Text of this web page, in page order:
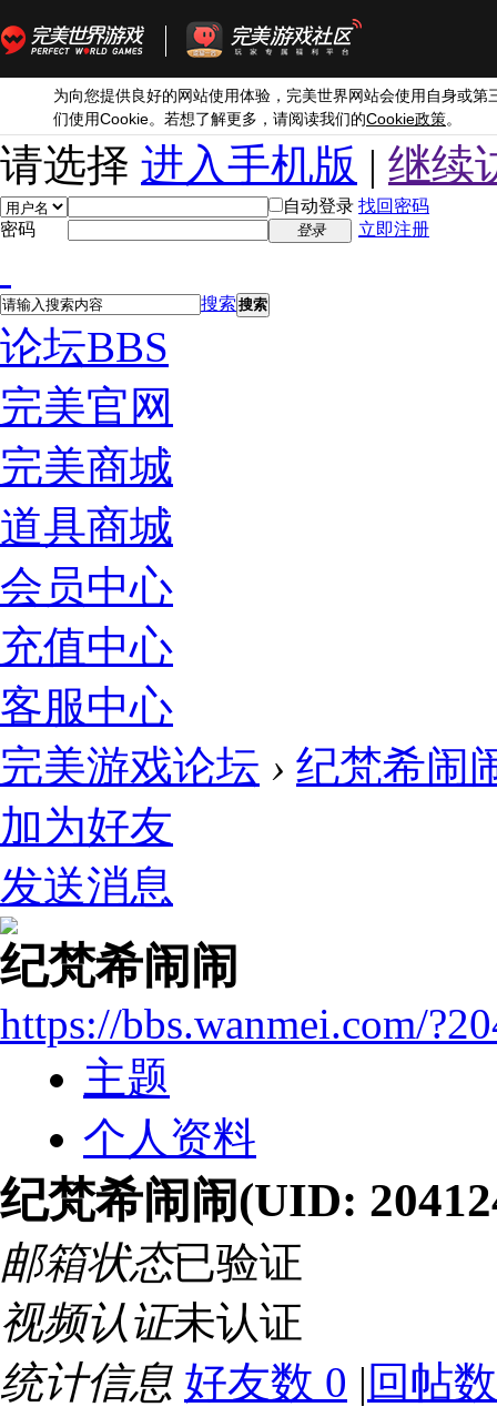
为向您提供良好的网站使用体验，完美世界网站会使用自身或第
们使用Cookie。若想了解更多，请阅读我们的Cookie政策。
请选择 进入手机版 | 继续
自动登录 找回密码
密码
登录 立即注册
搜索 搜索
论坛BBS
完美官网
完美商城
道具商城
会员中心
充值中心
客服中心
完美游戏论坛 › 纪梵希闹
加为好友
发送消息
纪梵希闹闹
https://bbs.wanmei.com/
主题
个人资料
纪梵希闹闹(UID:
邮箱状态已验证
视频认证未认证
统计信息 好友数 0 | 回帖